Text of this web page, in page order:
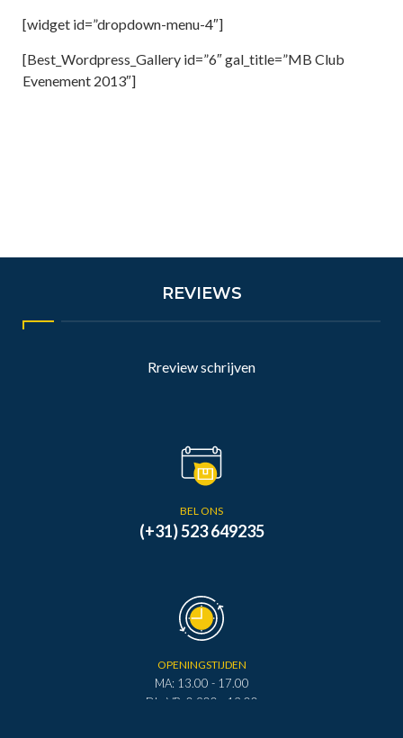
[widget id=”dropdown-menu-4″]
[Best_Wordpress_Gallery id=”6″ gal_title=”MB Club
Evenement 2013″]
REVIEWS
Rreview schrijven
BEL ONS
(+31) 523 649235
OPENINGSTIJDEN
MA: 13.00 - 17.00
DI - VR: 0.900 - 12.00